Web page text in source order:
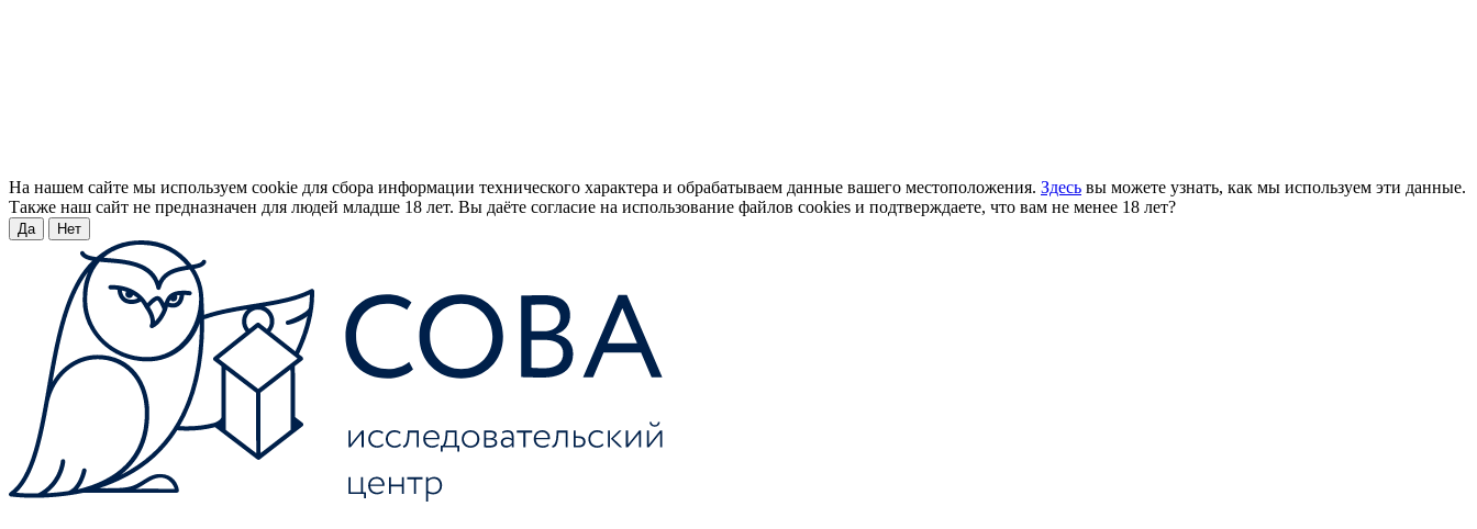
На нашем сайте мы используем cookie для сбора информации технического характера и обрабатываем данные вашего местоположения. Здесь вы можете узнать, как мы используем эти данные.
Также наш сайт не предназначен для людей младше 18 лет. Вы даёте согласие на использование файлов cookies и подтверждаете, что вам не менее 18 лет?
Да Нет